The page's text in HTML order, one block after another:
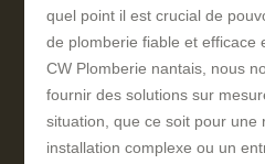
quel point il est crucial de
de plomberie fiable et efficace
CW Plomberie nantais, nous
fournir des solutions sur
situation, que ce soit pour une
installation complexe ou un